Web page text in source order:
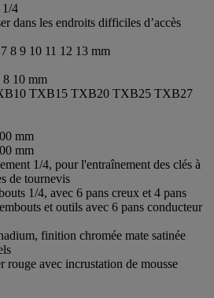
4
dans les endroits difficiles d’accès
8 9 10 11 12 13 mm
8 10 mm
TXB15 TXB20 TXB25 TXB27
mm
mm
1/4, pour l'entraînement des clés à
de tournevis
1/4, avec 6 pans creux et 4 pans
et outils avec 6 pans conducteur
finition chromée mate satinée
rouge avec incrustation de mousse